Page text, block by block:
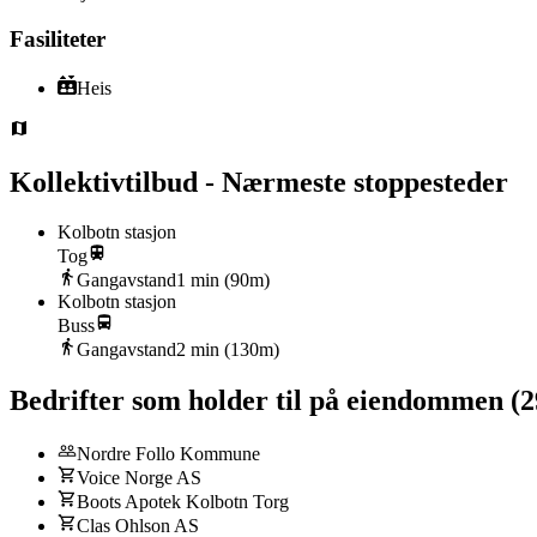
Fasiliteter
Heis
Kollektivtilbud - Nærmeste stoppesteder
Kolbotn stasjon
Tog
Gangavstand1 min (90m)
Kolbotn stasjon
Buss
Gangavstand2 min (130m)
Bedrifter som holder til på eiendommen (
Nordre Follo Kommune
Voice Norge AS
Boots Apotek Kolbotn Torg
Clas Ohlson AS